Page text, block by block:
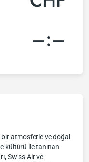
–:–
atmosferle ve doğal
kültürü ile tanınan
Swiss Air ve